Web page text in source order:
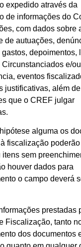
expedido através da
de informações do
com dados sobre
de autuações,
depoimentos,
Circunstanciados e/
eventos
justificativas, além
que o CREF julgar
alguma os
fiscalização
itens sem
houver dados para
o campo deverá
prestadas
Fiscalização, tanto
dos documentos